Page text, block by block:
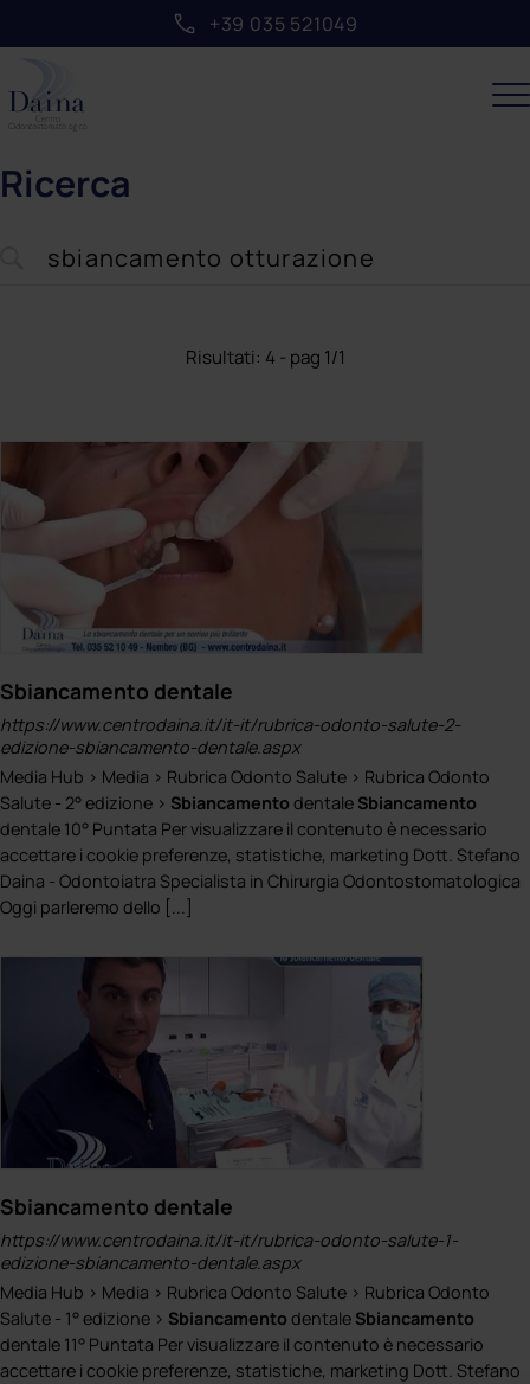
+39 035 521049
Ricerca
Risultati: 4 - pag 1/1
Sbiancamento dentale
https://www.centrodaina.it/it-it/rubrica-odonto-salute-2-
edizione-sbiancamento-dentale.aspx
Media Hub > Media > Rubrica Odonto Salute > Rubrica Odonto
Salute - 2° edizione > Sbiancamento dentale Sbiancamento
dentale 10° Puntata Per visualizzare il contenuto è necessario
accettare i cookie preferenze, statistiche, marketing Dott. Stefano
Daina - Odontoiatra Specialista in Chirurgia Odontostomatologica
Oggi parleremo dello [...]
Sbiancamento dentale
https://www.centrodaina.it/it-it/rubrica-odonto-salute-1-
edizione-sbiancamento-dentale.aspx
Media Hub > Media > Rubrica Odonto Salute > Rubrica Odonto
Salute - 1° edizione > Sbiancamento dentale Sbiancamento
dentale 11° Puntata Per visualizzare il contenuto è necessario
accettare i cookie preferenze, statistiche, marketing Dott. Stefano